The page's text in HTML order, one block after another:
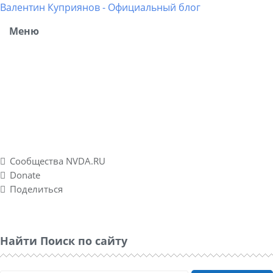
Валентин Куприянов - Официальный блог
Меню
Сообщества NVDA.RU
Donate
Поделиться
Найти Поиск по сайту